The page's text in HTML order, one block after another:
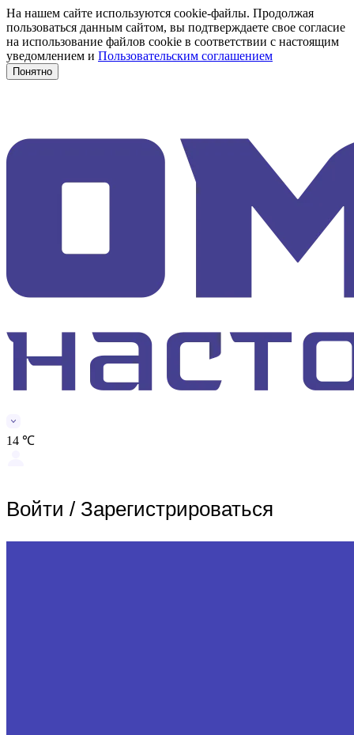
На нашем сайте используются cookie-файлы. Продолжая
пользоваться данным сайтом, вы подтверждаете свое согласие
на использование файлов cookie в соответствии с настоящим
уведомлением и Пользовательским соглашением
Понятно
14 ℃
Войти / Зарегистрироваться